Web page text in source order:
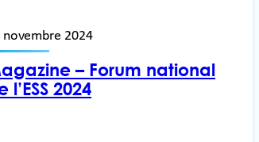
novembre 2024
– Forum national
l’ESS 2024